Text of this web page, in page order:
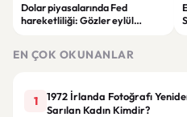
Dolar piyasalarında Fed
hareketliliği: Gözler eylül
EN ÇOK OKUNANLAR
1
1972 İrlanda Fotoğrafı
Sarılan Kadın Kimdir?